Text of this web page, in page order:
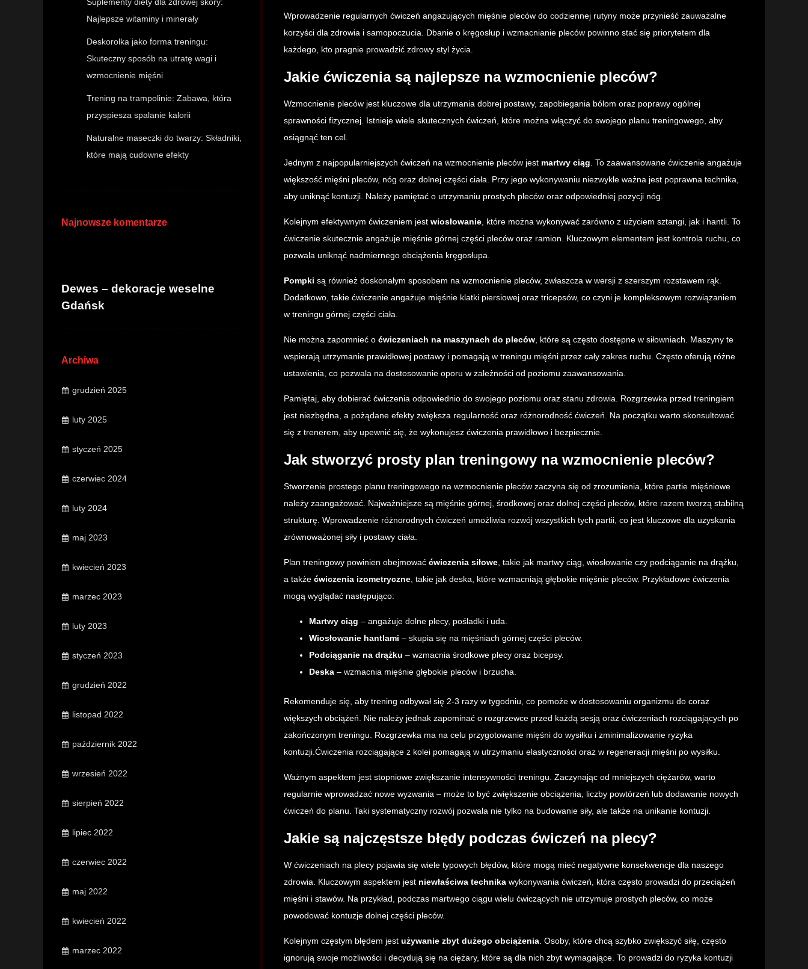
Najlepsze witaminy i minerały
Deskorolka jako forma treningu:
Skuteczny sposób na utratę wagi i
wzmocnienie mięśni
Trening na trampolinie: Zabawa, która
przyspiesza spalanie kalorii
Naturalne maseczki do twarzy: Składniki,
które mają cudowne efekty
Najnowsze komentarze
Dewes – dekoracje weselne
Gdańsk
Archiwa
grudzień 2025
luty 2025
styczeń 2025
czerwiec 2024
luty 2024
maj 2023
kwiecień 2023
marzec 2023
luty 2023
styczeń 2023
grudzień 2022
listopad 2022
październik 2022
wrzesień 2022
sierpień 2022
lipiec 2022
czerwiec 2022
maj 2022
kwiecień 2022
marzec 2022
Wprowadzenie regularnych ćwiczeń angażujących mięśnie pleców do codziennej rutyny może przynieść zauważalne
korzyści dla zdrowia i samopoczucia. Dbanie o kręgosłup i wzmacnianie pleców powinno stać się priorytetem dla
każdego, kto pragnie prowadzić zdrowy styl życia.
Jakie ćwiczenia są najlepsze na wzmocnienie pleców?
Wzmocnienie pleców jest kluczowe dla utrzymania dobrej postawy, zapobiegania bólom oraz poprawy ogólnej
sprawności fizycznej. Istnieje wiele skutecznych ćwiczeń, które można włączyć do swojego planu treningowego, aby
osiągnąć ten cel.
Jednym z najpopularniejszych ćwiczeń na wzmocnienie pleców jest martwy ciąg . To zaawansowane ćwiczenie angażuje
większość mięśni pleców, nóg oraz dolnej części ciała. Przy jego wykonywaniu niezwykle ważna jest poprawna technika,
aby uniknąć kontuzji. Należy pamiętać o utrzymaniu prostych pleców oraz odpowiedniej pozycji nóg.
Kolejnym efektywnym ćwiczeniem jest wiosłowanie , które można wykonywać zarówno z użyciem sztangi, jak i hantli. To
ćwiczenie skutecznie angażuje mięśnie górnej części pleców oraz ramion. Kluczowym elementem jest kontrola ruchu, co
pozwala uniknąć nadmiernego obciążenia kręgosłupa.
Pompki są również doskonałym sposobem na wzmocnienie pleców, zwłaszcza w wersji z szerszym rozstawem rąk.
Dodatkowo, takie ćwiczenie angażuje mięśnie klatki piersiowej oraz tricepsów, co czyni je kompleksowym rozwiązaniem
w treningu górnej części ciała.
Nie można zapomnieć o ćwiczeniach na maszynach do pleców , które są często dostępne w siłowniach. Maszyny te
wspierają utrzymanie prawidłowej postawy i pomagają w treningu mięśni przez cały zakres ruchu. Często oferują różne
ustawienia, co pozwala na dostosowanie oporu w zależności od poziomu zaawansowania.
Pamiętaj, aby dobierać ćwiczenia odpowiednio do swojego poziomu oraz stanu zdrowia. Rozgrzewka przed treningiem
jest niezbędna, a pożądane efekty zwiększa regularność oraz różnorodność ćwiczeń. Na początku warto skonsultować
się z trenerem, aby upewnić się, że wykonujesz ćwiczenia prawidłowo i bezpiecznie.
Jak stworzyć prosty plan treningowy na wzmocnienie pleców?
Stworzenie prostego planu treningowego na wzmocnienie pleców zaczyna się od zrozumienia, które partie mięśniowe
należy zaangażować. Najważniejsze są mięśnie górnej, środkowej oraz dolnej części pleców, które razem tworzą stabilną
strukturę. Wprowadzenie różnorodnych ćwiczeń umożliwia rozwój wszystkich tych partii, co jest kluczowe dla uzyskania
zrównoważonej siły i postawy ciała.
Plan treningowy powinien obejmować ćwiczenia siłowe , takie jak martwy ciąg, wiosłowanie czy podciąganie na drążku,
a także ćwiczenia izometryczne , takie jak deska, które wzmacniają głębokie mięśnie pleców. Przykładowe ćwiczenia
mogą wyglądać następująco:
Martwy ciąg – angażuje dolne plecy, pośladki i uda.
Wiosłowanie hantlami – skupia się na mięśniach górnej części pleców.
Podciąganie na drążku – wzmacnia środkowe plecy oraz bicepsy.
Deska – wzmacnia mięśnie głębokie pleców i brzucha.
Rekomenduje się, aby trening odbywał się 2-3 razy w tygodniu, co pomoże w dostosowaniu organizmu do coraz
większych obciążeń. Nie należy jednak zapominać o rozgrzewce przed każdą sesją oraz ćwiczeniach rozciągających po
zakończonym treningu. Rozgrzewka ma na celu przygotowanie mięśni do wysiłku i zminimalizowanie ryzyka
kontuzji.Ćwiczenia rozciągające z kolei pomagają w utrzymaniu elastyczności oraz w regeneracji mięśni po wysiłku.
Ważnym aspektem jest stopniowe zwiększanie intensywności treningu. Zaczynając od mniejszych ciężarów, warto
regularnie wprowadzać nowe wyzwania – może to być zwiększenie obciążenia, liczby powtórzeń lub dodawanie nowych
ćwiczeń do planu. Taki systematyczny rozwój pozwala nie tylko na budowanie siły, ale także na unikanie kontuzji.
Jakie są najczęstsze błędy podczas ćwiczeń na plecy?
W ćwiczeniach na plecy pojawia się wiele typowych błędów, które mogą mieć negatywne konsekwencje dla naszego
zdrowia. Kluczowym aspektem jest niewłaściwa technika wykonywania ćwiczeń, która często prowadzi do przeciążeń
mięśni i stawów. Na przykład, podczas martwego ciągu wielu ćwiczących nie utrzymuje prostych pleców, co może
powodować kontuzje dolnej części pleców.
Kolejnym częstym błędem jest używanie zbyt dużego obciążenia . Osoby, które chcą szybko zwiększyć siłę, często
ignorują swoje możliwości i decydują się na ciężary, które są dla nich zbyt wymagające. To prowadzi do ryzyka kontuzji